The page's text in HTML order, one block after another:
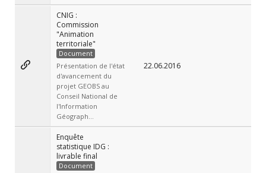
CNIG :
Commission
"Animation
territoriale"
Document
Présentation de l'état
d'avancement du
projet GEOBS au
Conseil National de
l'Information
Géograph...
22.06.2016
Enquête
statistique IDG :
livrable final
Document